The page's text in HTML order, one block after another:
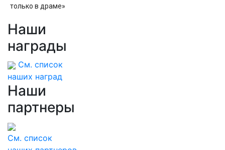
только в драме»
Наши
награды
См. список
наших наград
Наши
партнеры
См. список